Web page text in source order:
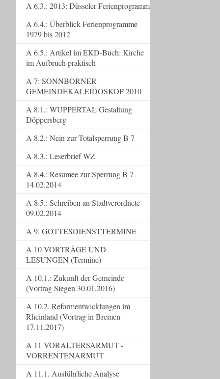
A 6.3.: 2013: Düsseler Ferienprogramm
A 6.4.: Überblick Ferienprogramme
1979 bis 2012
A 6.5.: Artikel im EKD-Buch: Kirche
im Aufbruch praktisch
A 7: SONNBORNER
GEMEINDEKALEIDOSKOP 2010
A 8.1.: WUPPERTAL Gestaltung
Döppersberg
A 8.2.: Nein zur Totalsperrung B 7
A 8.3.: Leserbrief WZ
A 8.4.: Resumee zur Sperrung B 7
14.02.2014
A 8.5.: Schreiben an Stadtverordnete
09.02.2014
A 9. GOTTESDIENSTTERMINE
A 10 VORTRÄGE UND
LESUNGEN (Termine)
A 10.1.: Zukunft der Gemeinde
(Vortrag Siegen 30.01.2016)
A 10.2. Reformentwicklungen im
Rheinland (Vortrag in Bremen
17.11.2017)
A 11 VORALTERSARMUT -
VORRENTENARMUT
A 11.1. Ausführliche Analyse